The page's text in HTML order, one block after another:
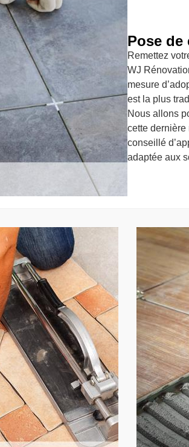
Pose de
Remettez
WJ
mesure
est la plus
Nous allons
cette dernière
conseillé
adaptée aux